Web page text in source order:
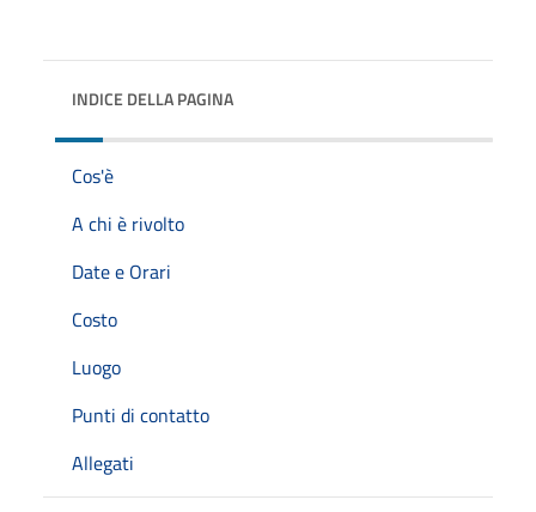
INDICE DELLA PAGINA
Cos'è
A chi è rivolto
Date e Orari
Costo
Luogo
Punti di contatto
Allegati